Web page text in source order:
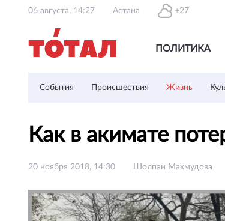
06 августа, 14:27 Астана +27
ПОЛИТИКА
События Происшествия Жизнь
Как в акимате
20 ноября 2018, 14:30 Шолпан Махмудова